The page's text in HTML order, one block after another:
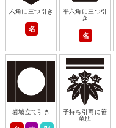
六角に三つ引き
名
平六角に三つ引
き
名
岩城立て引き
子持ち引両に笹
竜胆